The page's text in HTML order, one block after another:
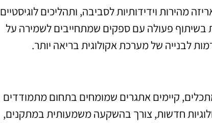
מהירות וידידותיות לסביבה, ותהליכים לוגיסטיים
פעולה עם ספקים שמתחייבים לשמירה על
לבנייה של מערכת אקולוגית בריאה יותר.
קיימים אתגרים שמומחים בתחום מתמודדים
חדשות, צורך בהשקעה משמעותית במתקנים,